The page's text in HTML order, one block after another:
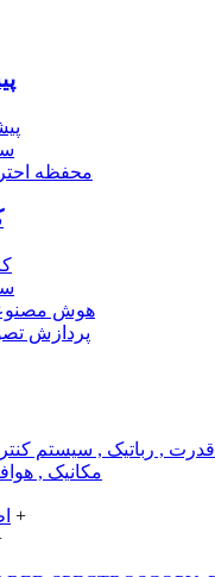
محفظه
هوش
پردازش
قدرت , رباتیک , سیستم
مکانیک ,
+